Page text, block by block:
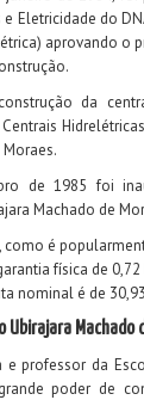
e Eletricidade do
aprovando o
da
de 1985 foi
Machado de
como é
física de
nominal é de
Ubirajara Machado
e professor da
poder de